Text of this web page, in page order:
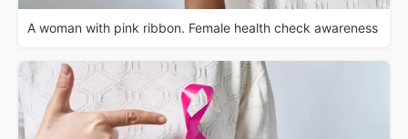
A woman with pink ribbon. Female health check awareness